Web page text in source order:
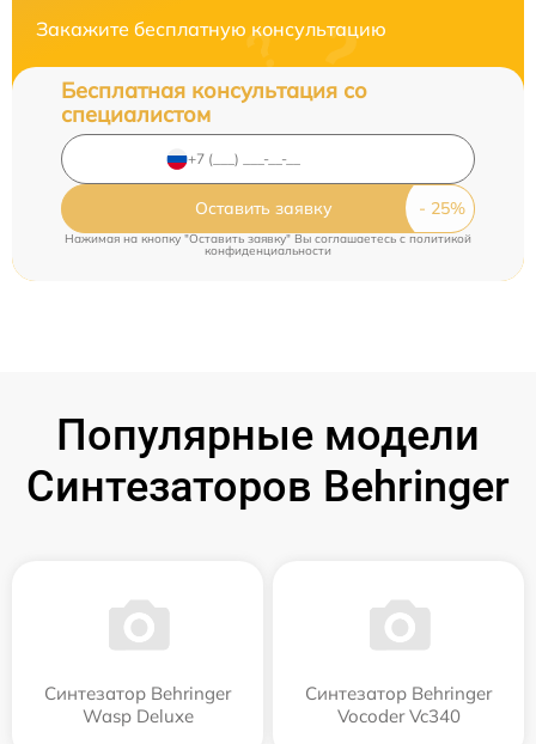
Закажите бесплатную консультацию
Бесплатная консультация со
специалистом
Оставить заявку
Нажимая на кнопку "Оставить заявку" Вы соглашаетесь cполитикой
конфиденциальности
Популярные модели
Синтезаторов Behringer
Синтезатор Behringer
Wasp Deluxe
Синтезатор Behringer
Vocoder Vc340